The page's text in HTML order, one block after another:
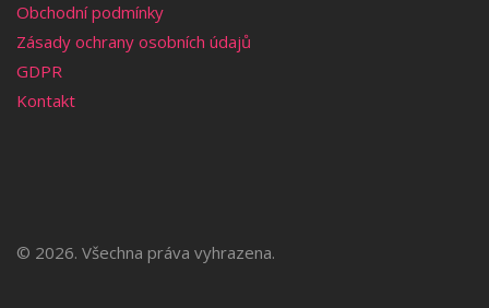
Obchodní podmínky
Zásady ochrany osobních údajů
GDPR
Kontakt
© 2026. Všechna práva vyhrazena.